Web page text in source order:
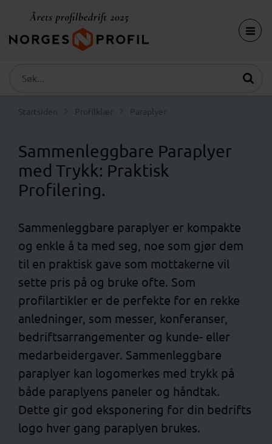
Startsiden Profilklær Paraplyer
Sammenleggbare Paraplyer
med Trykk: Praktisk
Profilering.
Sammenleggbare paraplyer er kompakte
og enkle å ta med seg, noe som gjør dem
til en praktisk gave som mottakerne vil
sette pris på og bruke ofte. Som
profilartikler er de perfekte for en rekke
anledninger, som messer, konferanser,
bedriftsarrangementer og kunde- eller
medarbeidergaver. Sammenleggbare
paraplyer kan logomerkes med trykk på
både paraplyens paneler og håndtak.
Dette gir god eksponering for din bedrifts
logo hver gang paraplyen brukes.